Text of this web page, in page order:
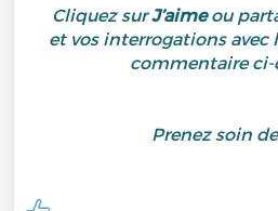
Cliquez surJ’aimeou
et vos interrogations
commentaire ci-
Prenez soin